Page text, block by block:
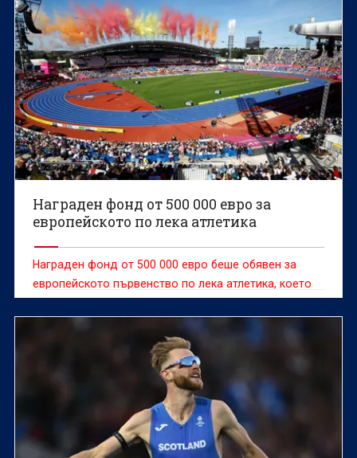
Награден фонд от 500 000 евро за
европейското по лека атлетика
Награден фонд от 500 000 евро беше обявен за
европейското първенство по лека атлетика, което
започва на 10 август в Бирмингам (Вбр).